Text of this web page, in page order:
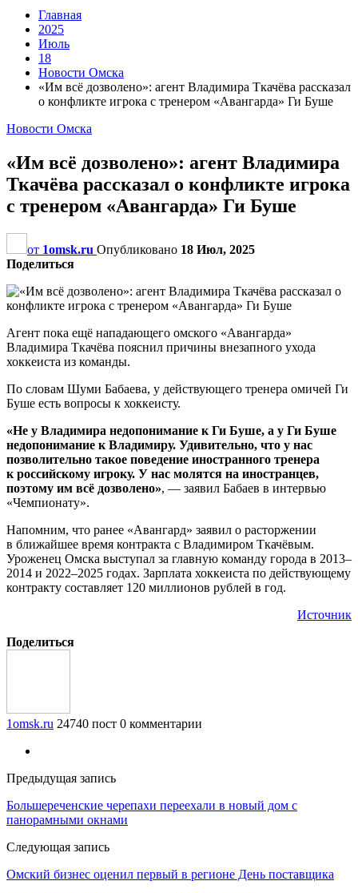
Главная
2025
Июль
18
Новости Омска
«Им всё дозволено»: агент Владимира Ткачёва рассказал
о конфликте игрока с тренером «Авангарда» Ги Буше
Новости Омска
«Им всё дозволено»: агент Владимира
Ткачёва рассказал о конфликте игрока
с тренером «Авангарда» Ги Буше
от 1omsk.ru Опубликовано 18 Июл, 2025
Поделиться
Агент пока ещё нападающего омского «Авангарда»
Владимира Ткачёва пояснил причины внезапного ухода
хоккеиста из команды.
По словам Шуми Бабаева, у действующего тренера омичей Ги
Буше есть вопросы к хоккеисту.
«Не у Владимира недопонимание к Ги Буше, а у Ги Буше
недопонимание к Владимиру. Удивительно, что у нас
позволительно такое поведение иностранного тренера
к российскому игроку. У нас молятся на иностранцев,
поэтому им всё дозволено», — заявил Бабаев в интервью
«Чемпионату».
Напомним, что ранее «Авангард» заявил о расторжении
в ближайшее время контракта с Владимиром Ткачёвым.
Уроженец Омска выступал за главную команду города в 2013–
2014 и 2022–2025 годах. Зарплата хоккеиста по действующему
контракту составляет 120 миллионов рублей в год.
Источник
Поделиться
1omsk.ru 24740 пост 0 комментарии
Предыдущая запись
Большереченские черепахи переехали в новый дом с
панорамными окнами
Следующая запись
Омский бизнес оценил первый в регионе День поставщика